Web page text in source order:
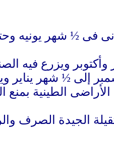
فى ½ شهر
وأكتوبر ويزرع فيه
إلى ½ شهر
بمنع الرى عن
الجيدة الصرف